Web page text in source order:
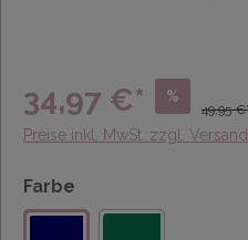
34,97 €* %
49,95
Preise inkl. MwSt. zzgl.
Farbe